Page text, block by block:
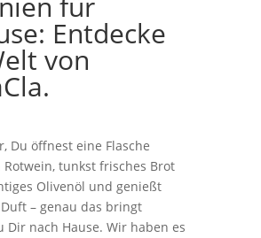
Entdecke
von
Du öffnest eine Flasche
tunkst frisches Brot
Olivenöl und genießt
– genau das bringt
Dir nach Hause. Wir haben es